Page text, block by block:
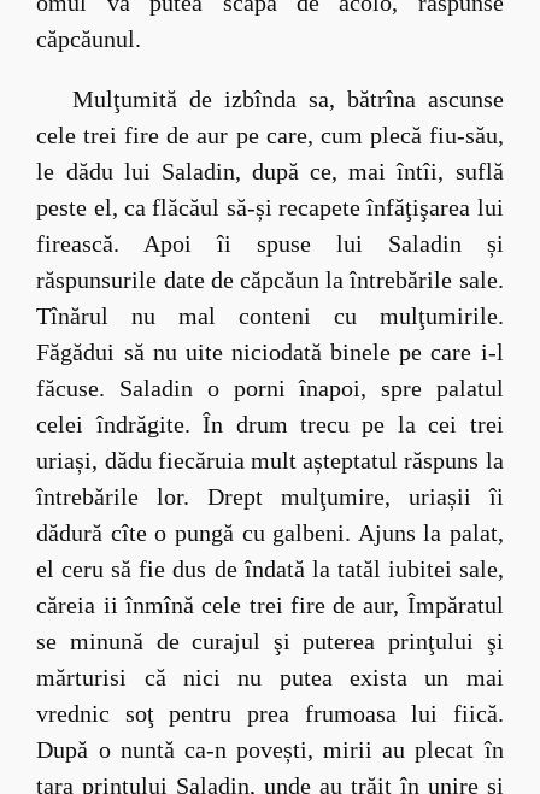
căpcăunul.
Mulţumită de izbînda sa, bătrîna ascunse
cele trei fire de aur pe care, cum plecă fiu-său,
le dădu lui Saladin, după ce, mai întîi, suflă
peste el, ca flăcăul să-și recapete înfăţişarea lui
firească. Apoi îi spuse lui Saladin și
răspunsurile date de căpcăun la întrebările sale.
Tînărul nu mal conteni cu mulţumirile.
Făgădui să nu uite niciodată binele pe care i-l
făcuse. Saladin o porni înapoi, spre palatul
celei îndrăgite. În drum trecu pe la cei trei
uriași, dădu fiecăruia mult așteptatul răspuns la
întrebările lor. Drept mulţumire, uriașii îi
dădură cîte o pungă cu galbeni. Ajuns la palat,
el ceru să fie dus de îndată la tatăl iubitei sale,
căreia ii înmînă cele trei fire de aur, Împăratul
se minună de curajul şi puterea prinţului şi
mărturisi că nici nu putea exista un mai
vrednic soţ pentru prea frumoasa lui fiică.
După o nuntă ca-n povești, mirii au plecat în
ţara prinţului Saladin, unde au trăit în unire şi